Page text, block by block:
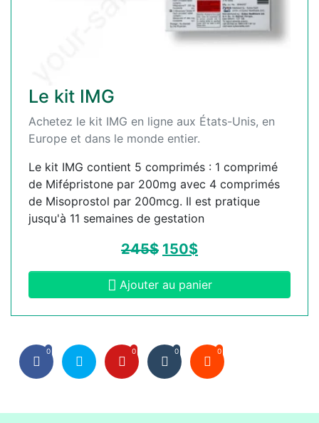
Le kit IMG
Achetez le kit IMG en ligne aux États-Unis, en
Europe et dans le monde entier.
Le kit IMG contient 5 comprimés : 1 comprimé
de Mifépristone par 200mg avec 4 comprimés
de Misoprostol par 200mcg. Il est pratique
jusqu'à 11 semaines de gestation
245$ 150$
Ajouter au panier
0 0 0 0